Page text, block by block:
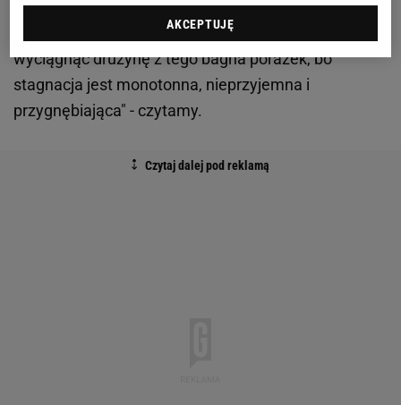
reprezentacji Polski i spróbować ją boleśnie użądlić.
Nie udało się, a teraz powstaje pytanie: jak
wyciągnąć drużynę z tego bagna porażek, bo
stagnacja jest monotonna, nieprzyjemna i
przygnębiająca" - czytamy.
AKCEPTUJĘ